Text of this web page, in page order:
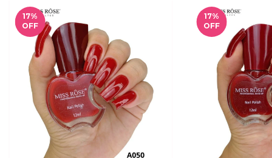
17%
OFF
17%
OFF